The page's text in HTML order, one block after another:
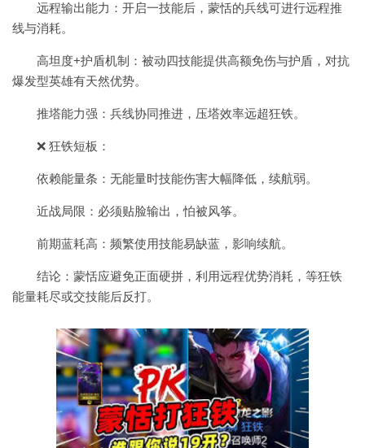
远程输出能力：开启一技能后，蒙恬的兵线可进行远程推
线与消耗。
高坦度+护盾机制：被动四技能提供高额免伤与护盾，对抗
爆发型英雄有天然优势。
推塔能力强：兵线协同推进，压塔效率远超狂铁。
❌ 狂铁短板：
依赖能量条：无能量时技能伤害大幅降低，续航弱。
近战局限：必须贴脸输出，怕被风筝。
前期蓝耗高：频繁使用技能易缺蓝，影响续航。
结论：蒙恬应避免正面硬拼，利用远程优势消耗，等狂铁
能量耗尽或交技能后反打。